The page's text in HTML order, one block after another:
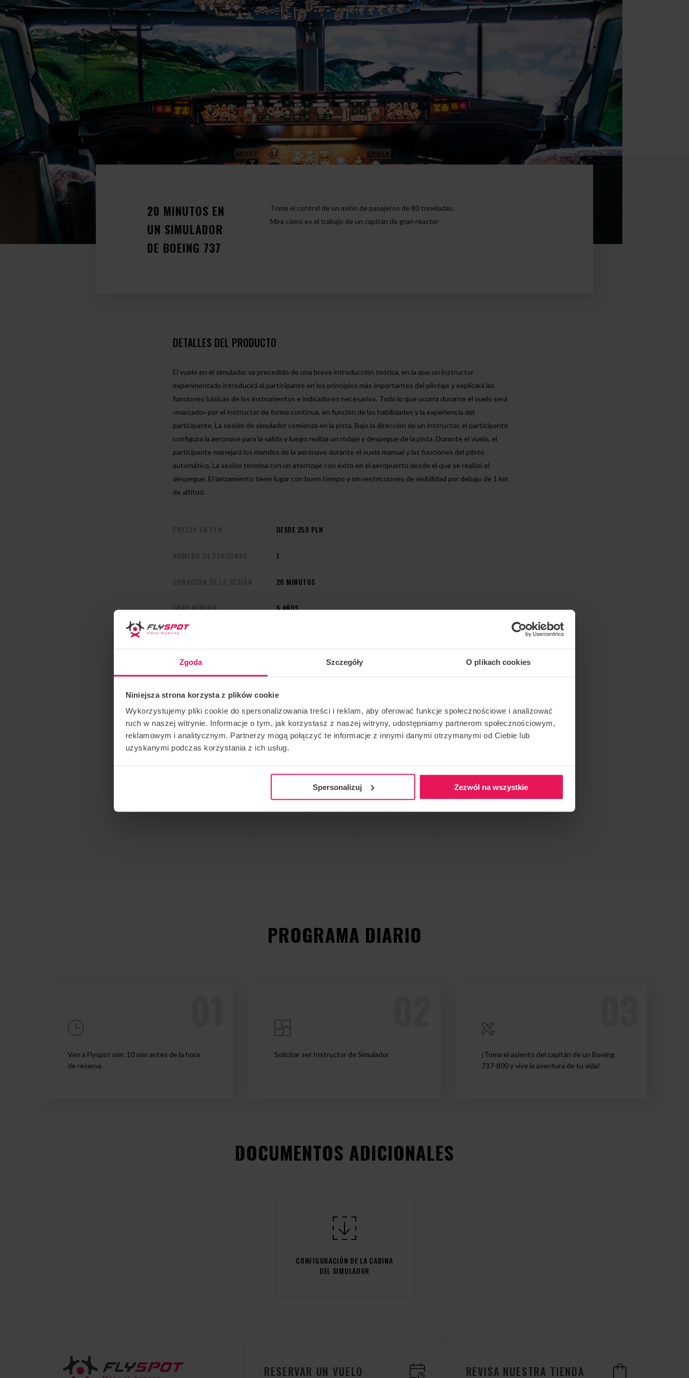
Zgoda Szczegóły O plikach cookies
Niniejsza strona korzysta z plików cookie
Wykorzystujemy pliki cookie do spersonalizowania treści i reklam, aby oferować funkcje społecznościowe i analizować
ruch w naszej witrynie. Informacje o tym, jak korzystasz z naszej witryny, udostępniamy partnerom społecznościowym,
reklamowym i analitycznym. Partnerzy mogą połączyć te informacje z innymi danymi otrzymanymi od Ciebie lub
uzyskanymi podczas korzystania z ich usług.
Spersonalizuj Zezwól na wszystkie
20 MINUTOS EN
UN SIMULADOR
DE BOEING 737
Toma el control de un avión de pasajeros de 80 toneladas.
Mira cómo es el trabajo de un capitán de gran reactor
DETALLES DEL PRODUCTO
El vuelo en el simulador va precedido de una breve introducción teórica, en la que un instructor
experimentado introducirá al participante en los principios más importantes del pilotaje y explicará las
funciones básicas de los instrumentos e indicadores necesarios. Todo lo que ocurra durante el vuelo será
«marcado» por el instructor de forma continua, en función de las habilidades y la experiencia del
participante. La sesión de simulador comienza en la pista. Bajo la dirección de un instructor, el participante
configura la aeronave para la salida y luego realiza un rodaje y despegue de la pista. Durante el vuelo, el
participante manejará los mandos de la aeronave durante el vuelo manual y las funciones del piloto
automático. La sesión termina con un aterrizaje con éxito en el aeropuerto desde el que se realizó el
despegue. El lanzamiento tiene lugar con buen tiempo y sin restricciones de visibilidad por debajo de 1 km
de altitud.
DESDE 259 PLN
1
20 MINUTOS
EDAD MÍNIMA 6 AÑOS
INCLUYE
CUIDADO DEL INSTRUCTOR
UBICACIÓN FLYSPOT VARSOVIA
PROGRAMA DIARIO
Ven a Flyspot min. 10 min antes de la hora
de reserva.
Solicitar ser Instructor de Simulador
¡Toma el asiento del capitán de un Boeing
737-800 y vive la aventura de tu vida!
DOCUMENTOS ADICIONALES
CONFIGURACIÓN DE LA CABINA
DEL SIMULADOR
RESERVAR UN VUELO REVISA NUESTRA TIENDA